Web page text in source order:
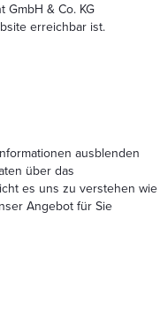
GmbH & Co. KG
erreichbar ist.
ausblenden
über das
es uns zu verstehen wie
Angebot für Sie